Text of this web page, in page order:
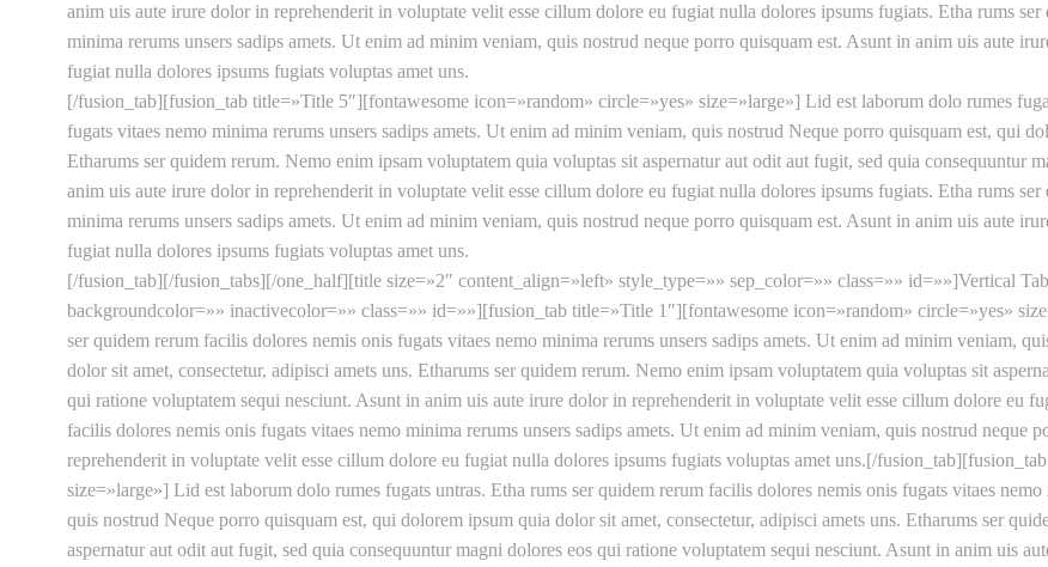
anim uis aute irure dolor in reprehenderit in voluptate velit esse cillum dolore eu fugiat nulla dolores ipsums fugiats. Etha rums
minima rerums unsers sadips amets. Ut enim ad minim veniam, quis nostrud neque porro quisquam est. Asunt in anim uis aute
fugiat nulla dolores ipsums fugiats voluptas amet uns.
[/fusion_tab][fusion_tab title=»Title 5″][fontawesome icon=»random» circle=»yes» size=»large»] Lid est laborum dolo rumes
fugats vitaes nemo minima rerums unsers sadips amets. Ut enim ad minim veniam, quis nostrud Neque porro quisquam est, qui
Etharums ser quidem rerum. Nemo enim ipsam voluptatem quia voluptas sit aspernatur aut odit aut fugit, sed quia consequuntur
anim uis aute irure dolor in reprehenderit in voluptate velit esse cillum dolore eu fugiat nulla dolores ipsums fugiats. Etha rums
minima rerums unsers sadips amets. Ut enim ad minim veniam, quis nostrud neque porro quisquam est. Asunt in anim uis aute
fugiat nulla dolores ipsums fugiats voluptas amet uns.
[/fusion_tab][/fusion_tabs][/one_half][title size=»2″ content_align=»left» style_type=»» sep_color=»» class=»» id=»»]Vertical
backgroundcolor=»» inactivecolor=»» class=»» id=»»][fusion_tab title=»Title 1″][fontawesome icon=»random» circle=»yes»
ser quidem rerum facilis dolores nemis onis fugats vitaes nemo minima rerums unsers sadips amets. Ut enim ad minim veniam,
dolor sit amet, consectetur, adipisci amets uns. Etharums ser quidem rerum. Nemo enim ipsam voluptatem quia voluptas sit
qui ratione voluptatem sequi nesciunt. Asunt in anim uis aute irure dolor in reprehenderit in voluptate velit esse cillum dolore eu
facilis dolores nemis onis fugats vitaes nemo minima rerums unsers sadips amets. Ut enim ad minim veniam, quis nostrud neque
reprehenderit in voluptate velit esse cillum dolore eu fugiat nulla dolores ipsums fugiats voluptas amet uns.[/
size=»large»] Lid est laborum dolo rumes fugats untras. Etha rums ser quidem rerum facilis dolores nemis onis fugats vitaes
quis nostrud Neque porro quisquam est, qui dolorem ipsum quia dolor sit amet, consectetur, adipisci amets uns. Etharums ser
aspernatur aut odit aut fugit, sed quia consequuntur magni dolores eos qui ratione voluptatem sequi nesciunt. Asunt in anim uis